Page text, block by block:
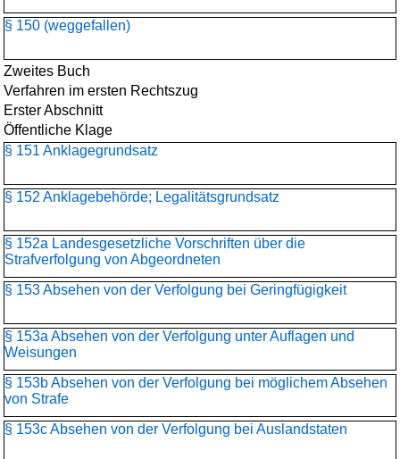
§ 150 (weggefallen)
Zweites Buch
Verfahren im ersten Rechtszug
Erster Abschnitt
Öffentliche Klage
§ 151 Anklagegrundsatz
§ 152 Anklagebehörde; Legalitätsgrundsatz
§ 152a Landesgesetzliche Vorschriften über die
Strafverfolgung von Abgeordneten
§ 153 Absehen von der Verfolgung bei Geringfügigkeit
§ 153a Absehen von der Verfolgung unter Auflagen und
Weisungen
§ 153b Absehen von der Verfolgung bei möglichem Absehen
von Strafe
§ 153c Absehen von der Verfolgung bei Auslandstaten